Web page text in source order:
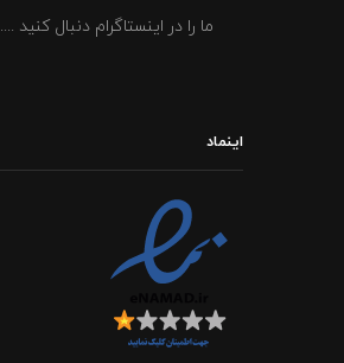
ما را در اینستاگرام دنبال کنید ....
اینماد